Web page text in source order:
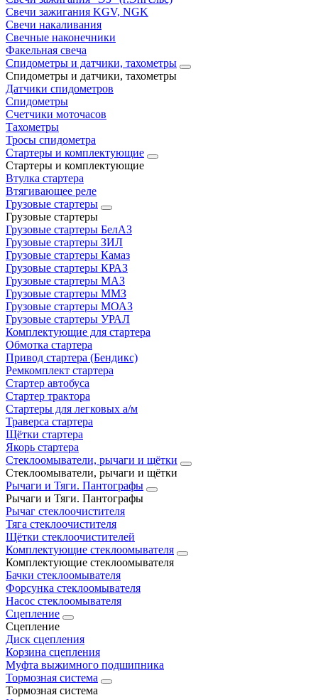
Свечи зажигания KGV, NGK
Свечи накаливания
Свечные наконечники
Факельная свеча
Спидометры и датчики, тахометры
Спидометры и датчики, тахометры
Датчики спидометров
Спидометры
Счетчики моточасов
Тахометры
Тросы спидометра
Стартеры и комплектующие
Стартеры и комплектующие
Втулка стартера
Втягивающее реле
Грузовые стартеры
Грузовые стартеры
Грузовые стартеры БелАЗ
Грузовые стартеры ЗИЛ
Грузовые стартеры Камаз
Грузовые стартеры КРАЗ
Грузовые стартеры МАЗ
Грузовые стартеры ММЗ
Грузовые стартеры МОАЗ
Грузовые стартеры УРАЛ
Комплектующие для стартера
Обмотка стартера
Привод стартера (Бендикс)
Ремкомплект стартера
Стартер автобуса
Стартер трактора
Стартеры для легковых а/м
Траверса стартера
Щётки стартера
Якорь стартера
Стеклоомыватели, рычаги и щётки
Стеклоомыватели, рычаги и щётки
Рычаги и Тяги. Пантографы
Рычаги и Тяги. Пантографы
Рычаг стеклоочистителя
Тяга стеклоочистителя
Щётки стеклоочистителей
Комплектующие стеклоомывателя
Комплектующие стеклоомывателя
Бачки стеклоомывателя
Форсунка стеклоомывателя
Насос стеклоомывателя
Сцепление
Сцепление
Диск сцепления
Корзина сцепления
Муфта выжимного подшипника
Тормозная система
Тормозная система